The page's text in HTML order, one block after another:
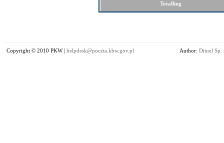
Totalling
Copyright © 2010 PKW | helpdesk@poczta.kbw.gov.pl Author: Dituel Sp.